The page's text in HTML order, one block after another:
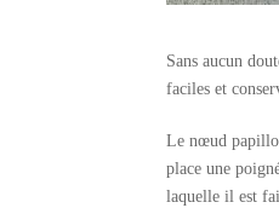
Sans aucun
faciles et
Le nœud
place une
laquelle il est